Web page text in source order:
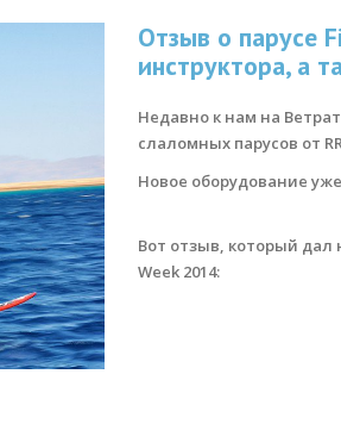
Отзыв о парусе
инструктора, а
Недавно к нам на
слаломных парусов от
Новое оборудование
Вот отзыв, который дал
Week 2014: